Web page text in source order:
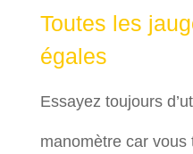
Toutes les
égales
Essayez toujours
manomètre car vous